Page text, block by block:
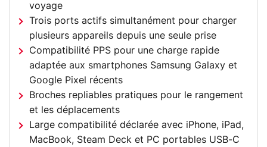
voyage
Trois ports actifs simultanément pour charger
plusieurs appareils depuis une seule prise
Compatibilité PPS pour une charge rapide
adaptée aux smartphones Samsung Galaxy et
Google Pixel récents
Broches repliables pratiques pour le rangement
et les déplacements
Large compatibilité déclarée avec iPhone, iPad,
MacBook, Steam Deck et PC portables USB-C